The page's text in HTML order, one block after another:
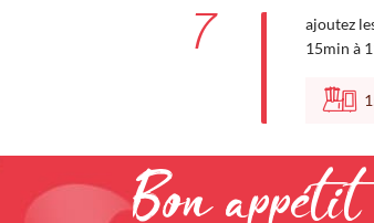
7
ajoutez
15min à
Bon